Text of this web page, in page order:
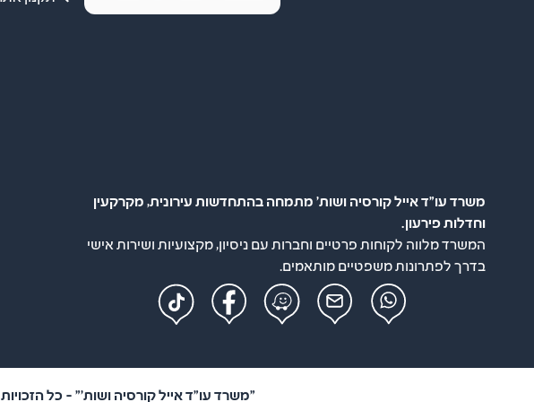
משרד עו"ד אייל קורסיה ושות' מתמחה בהתחדשות עירונית, מקרקעין
וחדלות פירעון.
המשרד מלווה לקוחות פרטיים וחברות עם ניסיון, מקצועיות ושירות אישי
בדרך לפתרונות משפטיים מותאמים.
"משרד עו"ד אייל קורסיה ושות'" – כל הזכויות שמורות 2025 | אפיון,